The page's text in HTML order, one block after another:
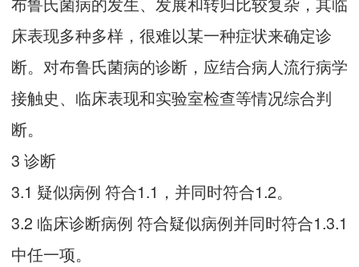
床表现多种多样，很难以某一种症状来确定诊
断。对布鲁氏菌病的诊断，应结合病人流行病学
接触史、临床表现和实验室检查等情况综合判
断。
3 诊断
3.1 疑似病例 符合1.1，并同时符合1.2。
3.2 临床诊断病例 符合疑似病例并同时符合1.3.1
中任一项。